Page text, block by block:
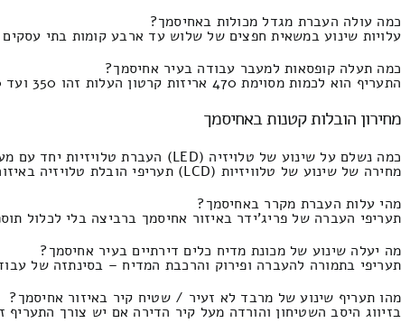
כמה עולה העברת מגדל מכולות באחיסמך?
עלויות שינוע במשאית חפצים של שלוש עד ארבע קומות בתי עסקים התעריף הינו מינימום
כמה תעלה קופסאות למעבר עבודה בעיר אחיסמך?
התעריף הוא לכמות מסוימת 470 אריזות קרטון העלות זהו 350 ועד 260 שקל חדש.
מחירון הובלות קטנות באחיסמך
כמה נשלם על שינוע של טלויזיה (LED) העברת טלויזיות יחד עם מעבירים באחיסמך?
מחירה של שינוע של טלוויזיות (LCD) תעריפי הובלת טלויזיה באיזור אחיסמך פלוס מלאכת סבלים העברה של טלוויזיה LCD התעריף הוא 280 שקל ולכל היותר 170 ש"ח.
מהי עלות העברת מקרר באחיסמך?
תעריפי העברה של פריג'ידר באיזור אחיסמך ברביצה בלי לכלול תוספת שירותי
מה יעלה שינוע של מכונת מדיח כלים דירתיים בעיר אחיסמך?
תעריפי בתמורה להעברה ופירוק והרכבת המדיח – בסינתזה של עבודת
מהו תעריף שינוע של מרבד לא זעיר / שטיח קיר באיזור אחיסמך?
בזיווג היסב השטיחון והורדה מעל קיר הדירה אם יש צורך התעריף זה 300 ומקסימום 210